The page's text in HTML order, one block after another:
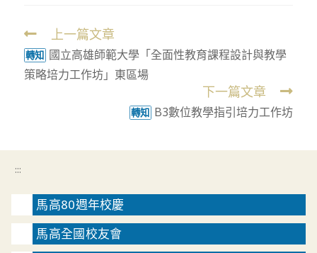
Read
more
articles
上一篇文章
轉知 國立高雄師範大學「全面性教育課程設計與教學
策略培力工作坊」東區場
下一篇文章
轉知 B3數位教學指引培力工作坊
:::
馬高80週年校慶
馬高全國校友會